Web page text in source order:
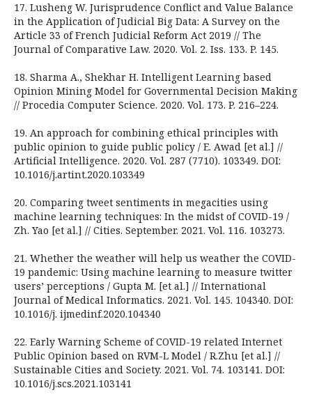
17. Lusheng W. Jurisprudence Conflict and Value Balance
in the Application of Judicial Big Data: A Survey on the
Article 33 of French Judicial Reform Act 2019 // The
Journal of Comparative Law. 2020. Vol. 2. Iss. 133. P. 145.
18. Sharma A., Shekhar H. Intelligent Learning based
Opinion Mining Model for Governmental Decision Making
// Procedia Computer Science. 2020. Vol. 173. P. 216–224.
19. An approach for combining ethical principles with
public opinion to guide public policy / E. Awad [et al.] //
Artificial Intelligence. 2020. Vol. 287 (7710). 103349. DOI:
10.1016/j.artint.2020.103349
20. Comparing tweet sentiments in megacities using
machine learning techniques: In the midst of COVID-19 /
Zh. Yao [et al.] // Cities. September. 2021. Vol. 116. 103273.
21. Whether the weather will help us weather the COVID-
19 pandemic: Using machine learning to measure twitter
users’ perceptions / Gupta M. [et al.] // International
Journal of Medical Informatics. 2021. Vol. 145. 104340. DOI:
10.1016/j. ijmedinf.2020.104340
22. Early Warning Scheme of COVID-19 related Internet
Public Opinion based on RVM-L Model / R.Zhu [et al.] //
Sustainable Cities and Society. 2021. Vol. 74. 103141. DOI:
10.1016/j.scs.2021.103141